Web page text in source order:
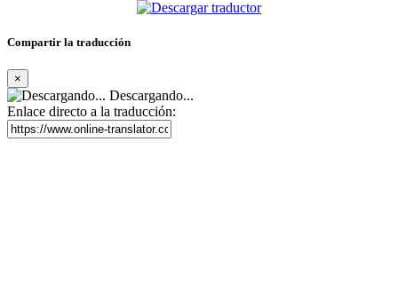
Compartir la traducción
×
Descargando...
Enlace directo a la traducción: